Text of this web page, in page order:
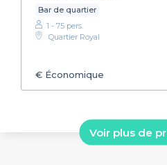
Bar de quartier
1 - 75 pers.
Quartier Royal
€ Économique
Voir plus de